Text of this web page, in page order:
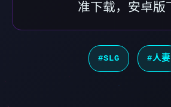
准下载，安卓版
#SLG #人妻